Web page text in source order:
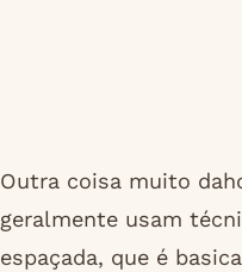
Outra coisa muito
geralmente usam
espaçada, que é